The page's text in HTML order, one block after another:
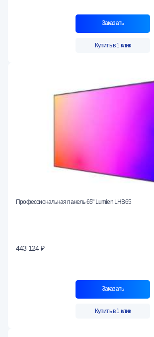
Заказать
Купить в 1 клик
Профессиональная панель 65" Lumien LHB65
443 124 ₽
Заказать
Купить в 1 клик